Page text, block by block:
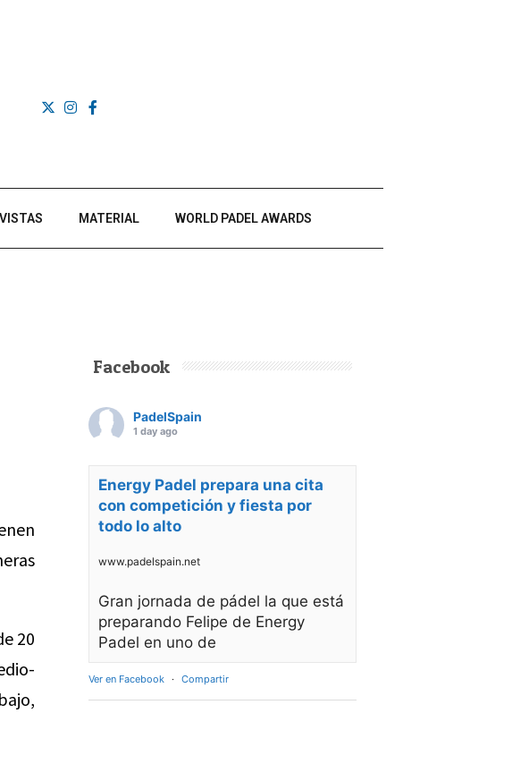
MATERIAL WORLD PADEL AWARDS
20
Facebook
PadelSpain
1 day ago
Energy Padel prepara una cita
con competición y fiesta por
todo lo alto
www.padelspain.net
Gran jornada de pádel la que está
preparando Felipe de Energy
Padel en uno de
Ver en Facebook · Compartir